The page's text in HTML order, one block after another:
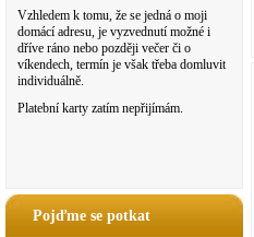
Vzhledem k tomu, že se jedná o moji
domácí adresu, je vyzvednutí možné i
dříve ráno nebo později večer či o
víkendech, termín je však třeba domluvit
individuálně.
Platební karty zatím nepřijímám.
Pojďme se potkat